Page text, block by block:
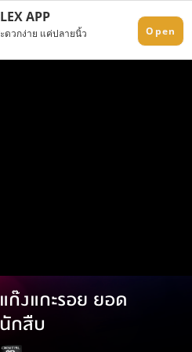
แก๊งแกะรอย ยอด
นักสืบ